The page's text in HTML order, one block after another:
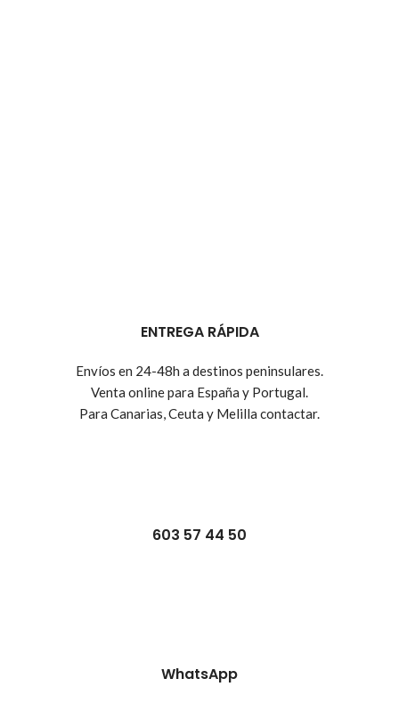
ENTREGA RÁPIDA
Envíos en 24-48h a destinos peninsulares.
Venta online para España y Portugal.
Para Canarias, Ceuta y Melilla contactar.
603 57 44 50
WhatsApp